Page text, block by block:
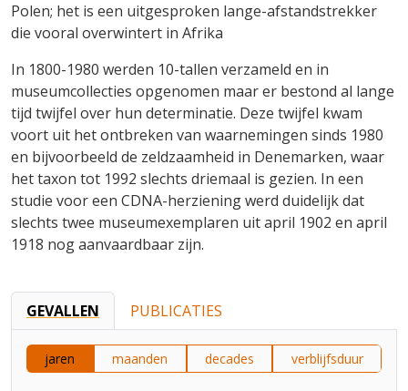
Polen; het is een uitgesproken lange-afstandstrekker
die vooral overwintert in Afrika
In 1800-1980 werden 10-tallen verzameld en in
museumcollecties opgenomen maar er bestond al lange
tijd twijfel over hun determinatie. Deze twijfel kwam
voort uit het ontbreken van waarnemingen sinds 1980
en bijvoorbeeld de zeldzaamheid in Denemarken, waar
het taxon tot 1992 slechts driemaal is gezien. In een
studie voor een CDNA-herziening werd duidelijk dat
slechts twee museumexemplaren uit april 1902 en april
1918 nog aanvaardbaar zijn.
GEVALLEN PUBLICATIES
jaren maanden decades verblijfsduur